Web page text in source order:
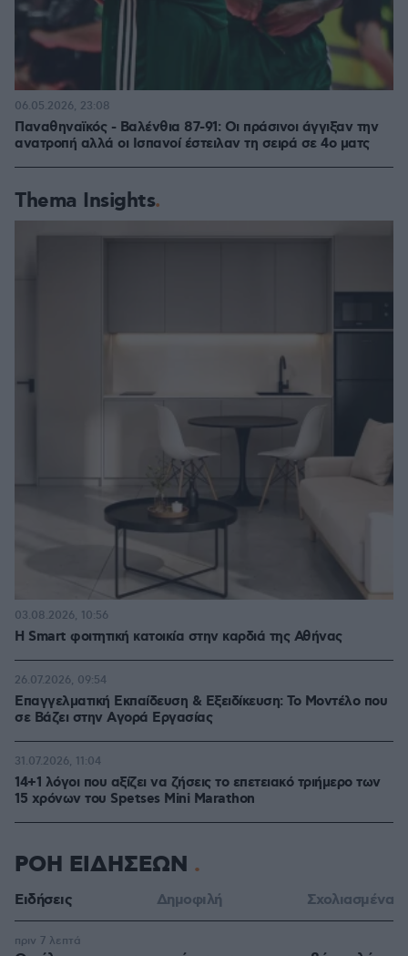
Παναθηναϊκός - Βαλένθια 87-91: Οι πράσινοι άγγιξαν την
ανατροπή αλλά οι Ισπανοί έστειλαν τη σειρά σε 4ο ματς
06.05.2026, 23:08
Thema Insights
Η Smart φοιτητική κατοικία στην καρδιά της Αθήνας
03.08.2026, 10:56
Επαγγελματική Εκπαίδευση & Εξειδίκευση: Το Mοντέλο που
σε Bάζει στην Aγορά Eργασίας
26.07.2026, 09:54
14+1 λόγοι που αξίζει να ζήσεις το επετειακό τριήμερο των
15 χρόνων του Spetses Mini Marathon
31.07.2026, 11:04
ΡΟΗ ΕΙΔΗΣΕΩΝ
Ειδήσεις Δημοφιλή Σχολιασμένα
πριν 7 λεπτά